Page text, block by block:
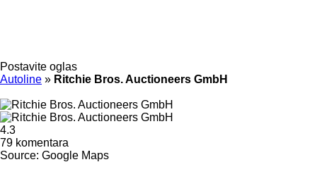
Postavite oglas
Autoline » Ritchie Bros. Auctioneers GmbH
4.3
79 komentara
Source: Google Maps